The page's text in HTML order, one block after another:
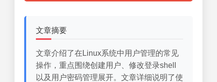
文章摘要
文章介绍了在Linux系统中用户管理的常见
操作，重点围绕创建用户、修改登录shell
以及用户密码管理展开。文章详细说明了使